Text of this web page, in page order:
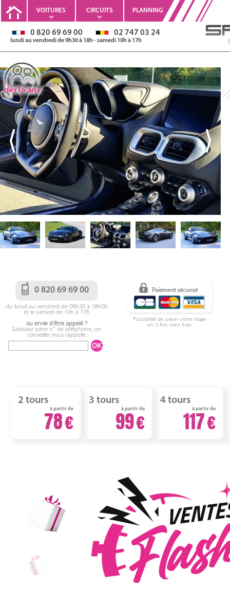
VOITURES CIRCUITS PLANNING
0 820 69 69 00 02 747 03 24
lundi au vendredi de 9h30 à 18h - samedi 10h à 17h
0 820 69 69 00
du lundi au vendredi de 09h30 à 18h00
et le samedi de 10h à 17h
ou envie d'être appelé ?
Saisissez votre n° de téléphone, un
conseiller vous rappelle
Possibilité de payer votre stage
en 3 fois sans frais
2 tours
à partir de
78
3 tours
à partir de
99
4 tours
à partir de
117